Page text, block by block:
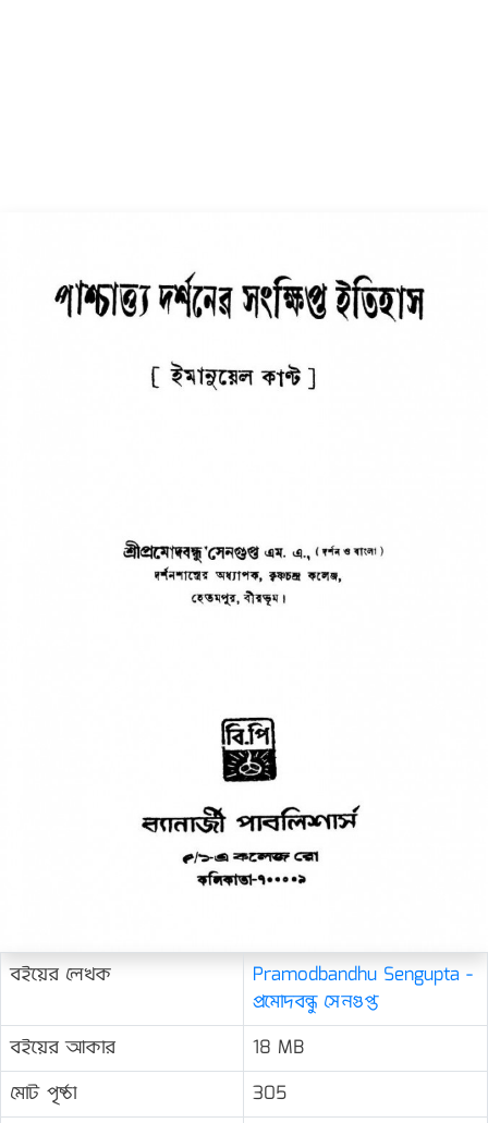
বইয়ের লেখক
Pramodbandhu Sengupta -
প্রমোদবন্ধু সেনগুপ্ত
বইয়ের আকার
18 MB
মোট পৃষ্ঠা
305